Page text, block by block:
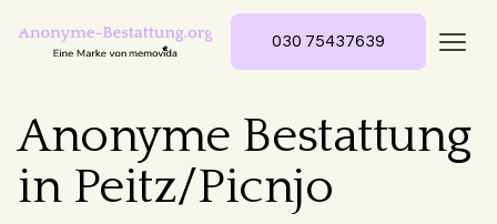
030 75437639
Anonyme Bestattung
in Peitz/Picnjo